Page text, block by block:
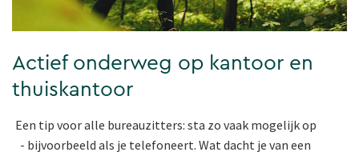
Actief onderweg op kantoor en
thuiskantoor
Een tip voor alle bureauzitters: sta zo vaak mogelijk op
- bijvoorbeeld als je telefoneert. Wat dacht je van een